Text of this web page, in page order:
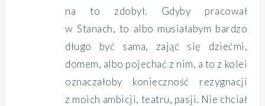
na to zdobył. Gdyby pracował
w Stanach, to albo musiałabym bardzo
długo być sama, zająć się dziećmi,
domem, albo pojechać z nim, a to z kolei
oznaczałoby konieczność rezygnacji
z moich ambicji, teatru, pasji. Nie chciał